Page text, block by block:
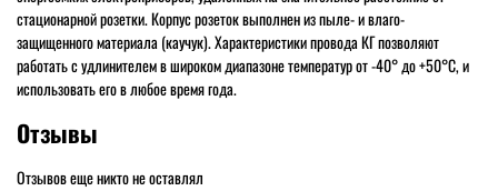
стационарной розетки. Корпус розеток выполнен из пыле- и влаго-
защищенного материала (каучук). Характеристики провода КГ позволяют
работать с удлинителем в широком диапазоне температур от -40° до +50°С, и
использовать его в любое время года.
Отзывы
Отзывов еще никто не оставлял